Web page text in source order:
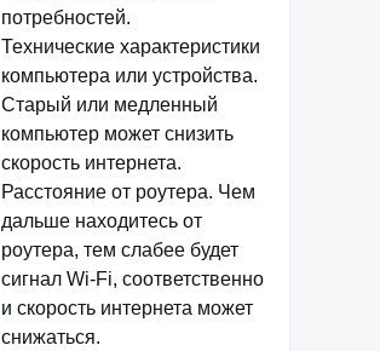
потребностей.
Технические характеристики
компьютера или устройства.
Старый или медленный
компьютер может снизить
скорость интернета.
Расстояние от роутера. Чем
дальше находитесь от
роутера, тем слабее будет
сигнал Wi-Fi, соответственно
и скорость интернета может
снижаться.